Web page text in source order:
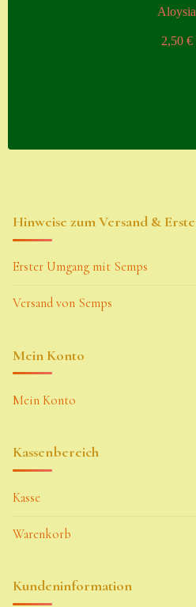
Aloysia
2,50 €
Hinweise zum Versand &
Erster Umgang mit Semps
Versand von Semps
Mein Konto
Mein Konto
Kassenbereich
Kasse
Warenkorb
Kundeninformation